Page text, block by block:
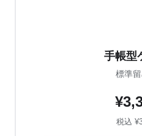
手帳型
標準
税込